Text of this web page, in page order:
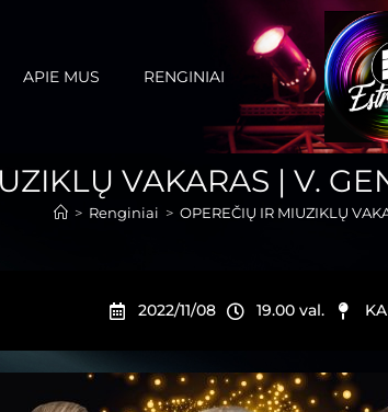
APIE MUS RENGINIAI
VAKARAS | V.
> Renginiai > OPEREČIŲ IR MIUZIKLŲ
2022/11/08 19.00 val.